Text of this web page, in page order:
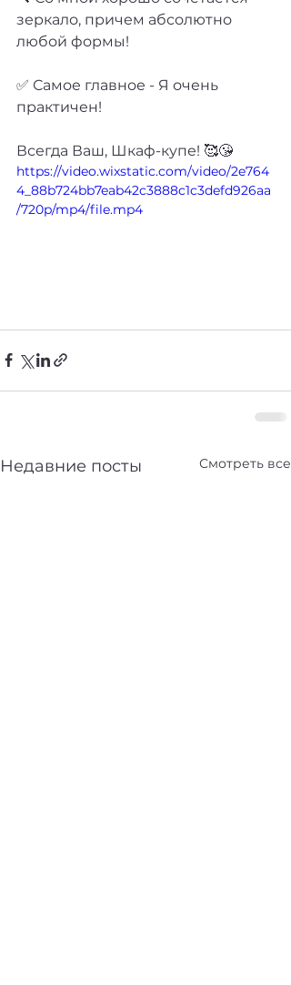
зеркало, причем абсолютно
любой формы!
✅ Самое главное - Я очень
практичен!
Всегда Ваш, Шкаф-купе! 🥰😘
https://video.wixstatic.com/video/2e764
4_88b724bb7eab42c3888c1c3defd926aa
/720p/mp4/file.mp4
Недавние посты Смотреть все